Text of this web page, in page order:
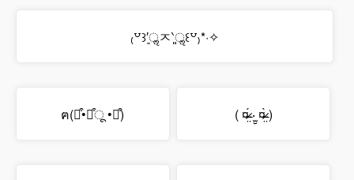
₍꒵꒱′͈ॢㅈ‵͈ॢ꒰꒵₎*·✧
ฅ(⌯͒•ꈊ͒ू •⌯͒) ( ¤̴̶̷̤́ ‧̫̮ ¤̴̶̷̤̀ )